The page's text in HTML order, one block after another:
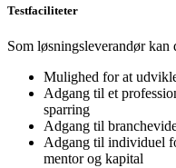
Testfaciliteter
Som løsningsleverandør kan
Mulighed for at
Adgang til et
sparring
Adgang til
Adgang til individuel
mentor og kapital